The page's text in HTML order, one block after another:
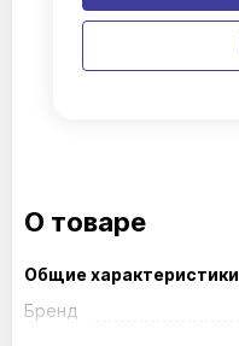
О товаре
Общие характеристики
Бренд